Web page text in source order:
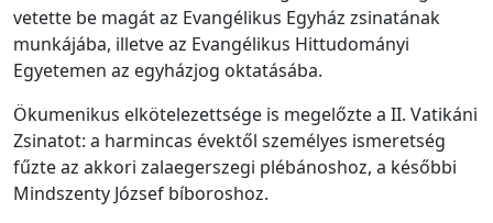
vetette be magát az Evangélikus Egyház zsinatának
munkájába, illetve az Evangélikus Hittudományi
Egyetemen az egyházjog oktatásába.
Ökumenikus elkötelezettsége is megelőzte a II. Vatikáni
Zsinatot: a harmincas évektől személyes ismeretség
fűzte az akkori zalaegerszegi plébánoshoz, a későbbi
Mindszenty József bíboroshoz.